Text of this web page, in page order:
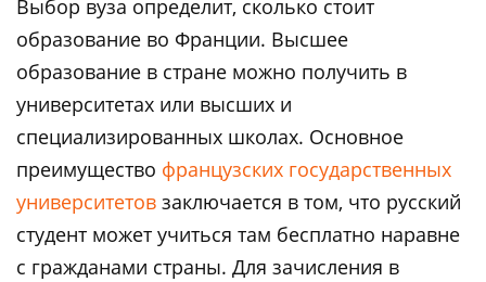
Выбор вуза определит, сколько стоит
образование во Франции. Высшее
образование в стране можно получить в
университетах или высших и
специализированных школах. Основное
преимущество французских государственных
университетов заключается в том, что русский
студент может учиться там бесплатно наравне
с гражданами страны. Для зачисления в